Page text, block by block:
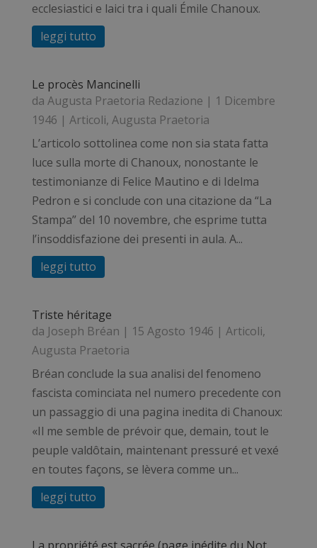
ecclesiastici e laici tra i quali Émile Chanoux.
leggi tutto
Le procès Mancinelli
da Augusta Praetoria Redazione | 1 Dicembre
1946 | Articoli, Augusta Praetoria
L’articolo sottolinea come non sia stata fatta
luce sulla morte di Chanoux, nonostante le
testimonianze di Felice Mautino e di Idelma
Pedron e si conclude con una citazione da “La
Stampa” del 10 novembre, che esprime tutta
l’insoddisfazione dei presenti in aula. A...
leggi tutto
Triste héritage
da Joseph Bréan | 15 Agosto 1946 | Articoli,
Augusta Praetoria
Bréan conclude la sua analisi del fenomeno
fascista cominciata nel numero precedente con
un passaggio di una pagina inedita di Chanoux:
«Il me semble de prévoir que, demain, tout le
peuple valdôtain, maintenant pressuré et vexé
en toutes façons, se lèvera comme un...
leggi tutto